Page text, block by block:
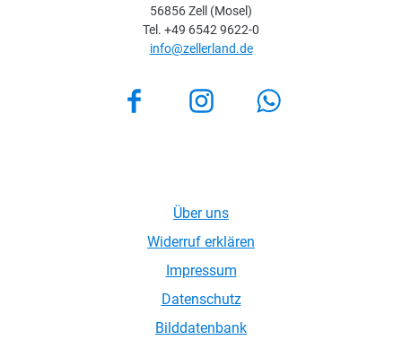
56856 Zell (Mosel)
Tel. +49 6542 9622-0
info@zellerland.de
FacebookInstagram
Über uns
Widerruf erklären
Impressum
Datenschutz
Bilddatenbank